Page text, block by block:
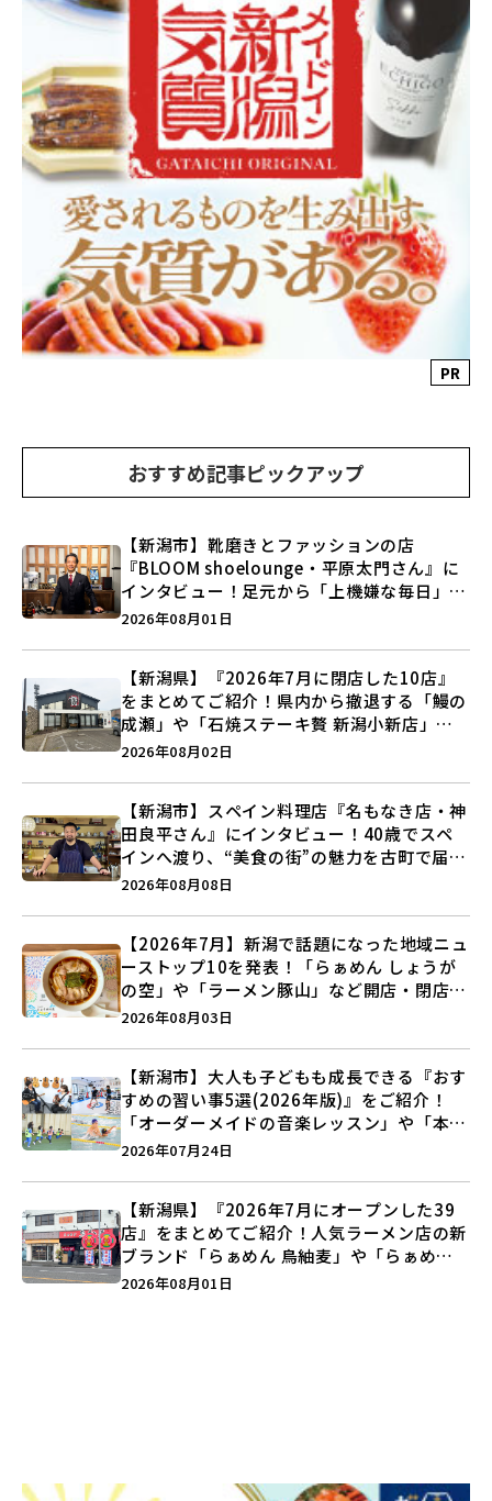
PR
おすすめ記事ピックアップ
【新潟市】靴磨きとファッションの店
『BLOOM shoelounge・平原太門さん』に
インタビュー！足元から「上機嫌な毎日」を
つくる装いの提案とは？
2026年08月01日
【新潟県】『2026年7月に閉店した10店』
をまとめてご紹介！県内から撤退する「鰻の
成瀬」や「石焼ステーキ贅 新潟小新店」が
営業に幕…。
2026年08月02日
【新潟市】スペイン料理店『名もなき店・神
田良平さん』にインタビュー！40歳でスペ
インへ渡り、“美食の街”の魅力を古町で届け
る♪
2026年08月08日
【2026年7月】新潟で話題になった地域ニュ
ーストップ10を発表！「らぁめん しょうが
の空」や「ラーメン豚山」など開店・閉店の
注目記事をランキングでご紹介♪
2026年08月03日
【新潟市】大人も子どもも成長できる『おす
すめの習い事5選(2026年版)』をご紹介！
「オーダーメイドの音楽レッスン」や「本格
キックボクシング」で新しい自分を見つけよ
2026年07月24日
【新潟県】『2026年7月にオープンした39
店』をまとめてご紹介！人気ラーメン店の新
ブランド「らぁめん 鳥紬麦」や「らぁめん
しょうがの空」など盛りだくさん♪
2026年08月01日